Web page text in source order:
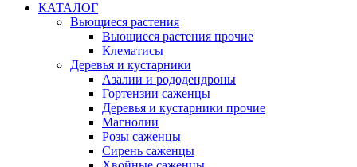
КАТАЛОГ
Вьющиеся растения
Вьющиеся растения прочие
Клематисы
Деревья и кустарники
Азалии и рододендроны
Гортензии саженцы
Деревья и кустарники прочие
Магнолии
Розы саженцы
Сирень саженцы